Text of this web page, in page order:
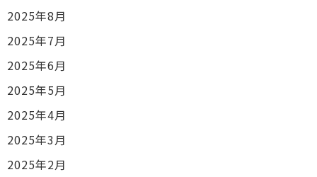
2025年8月
2025年7月
2025年6月
2025年5月
2025年4月
2025年3月
2025年2月